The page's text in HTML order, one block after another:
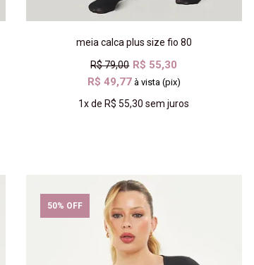
meia calca plus size fio 80
R$ 79,00 R$ 55,30
R$ 49,77 à vista (pix)
1xdeR$ 55,30 sem juros
50% OFF